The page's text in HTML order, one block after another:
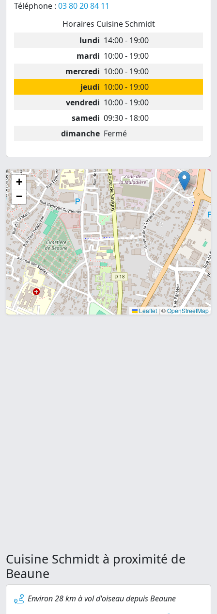
Téléphone : 03 80 20 84 11
Horaires Cuisine Schmidt
lundi 14:00 - 19:00
mardi 10:00 - 19:00
mercredi 10:00 - 19:00
jeudi 10:00 - 19:00
vendredi 10:00 - 19:00
samedi 09:30 - 18:00
dimanche Fermé
+
−
Leaflet | ©OpenStreetMap
Cuisine Schmidt à proximité de
Beaune
Environ 28 km à vol d'oiseau depuis Beaune